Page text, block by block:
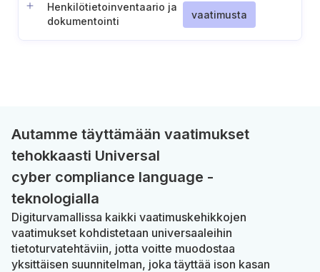
Henkilötietoinventaario ja
dokumentointi
vaatimusta
Autamme täyttämään vaatimukset
tehokkaasti Universal
cyber compliance language -
teknologialla
Digiturvamallissa kaikki vaatimuskehikkojen
vaatimukset kohdistetaan universaaleihin
tietoturvatehtäviin, jotta voitte muodostaa
yksittäisen suunnitelman, joka täyttää ison kasan